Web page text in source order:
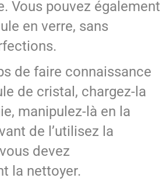
Vous pouvez également
en verre, sans
de faire connaissance
de cristal, chargez-la
manipulez-là en la
de l’utilisez la
devez
la nettoyer.